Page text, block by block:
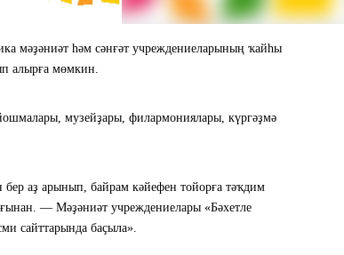
мәҙәниәт һәм сәнғәт учреждениеларының ҡайһы
алырға мөмкин.
музейҙары, филармониялары, күргәҙмә
аҙ арынып, байрам кәйефен тойорға тәҡдим
— Мәҙәниәт учреждениелары «Бәхетле
сайттарында баҫыла».